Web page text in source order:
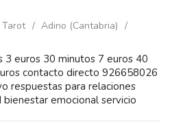
Adino (Cantabria)
3 euros 30 minutos 7 euros 40
contacto directo 926658026
respuestas para relaciones
emocional servicio